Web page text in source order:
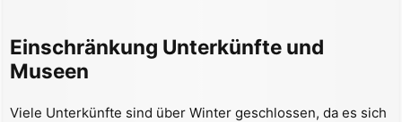
Einschränkung Unterkünfte und
Museen
Viele Unterkünfte sind über Winter geschlossen, da es sich